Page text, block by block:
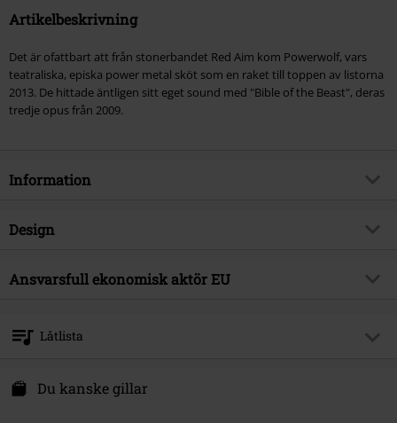
Artikelbeskrivning
Det är ofattbart att från stonerbandet Red Aim kom Powerwolf, vars
teatraliska, episka power metal sköt som en raket till toppen av listorna
2013. De hittade äntligen sitt eget sound med "Bible of the Beast", deras
tredje opus från 2009.
Information
Artikelnummer
Musikgenre
Power Metal
Band
Design
Produkttyp
CD
Ansvarsfull ekonomisk aktör EU
Postfach 1263
73049 Eislingen
info@metalblade.de
Låtlista
Du kanske gillar